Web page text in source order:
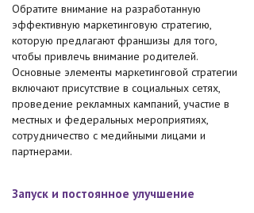
Обратите внимание на разработанную
эффективную маркетинговую стратегию,
которую предлагают франшизы для того,
чтобы привлечь внимание родителей.
Основные элементы маркетинговой стратегии
включают присутствие в социальных сетях,
проведение рекламных кампаний, участие в
местных и федеральных мероприятиях,
сотрудничество с медийными лицами и
партнерами.
Запуск и постоянное улучшение